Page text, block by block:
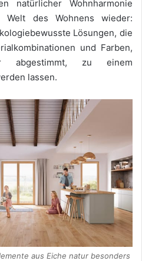
natürlicher Wohnharmonie
des Wohnens wieder:
Lösungen, die
und Farben,
abgestimmt, zu einem
lassen.
aus Eiche natur besonders